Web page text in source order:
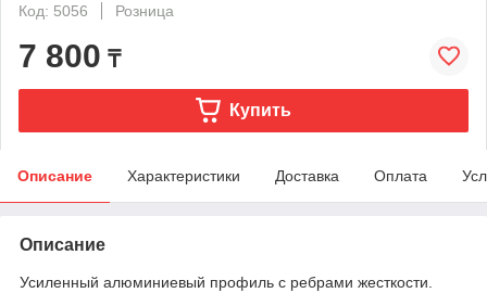
Код: 5056
Розница
7 800 ₸
Купить
Описание Характеристики Доставка Оплата
Описание
Усиленный алюминиевый профиль с ребрами жесткости.